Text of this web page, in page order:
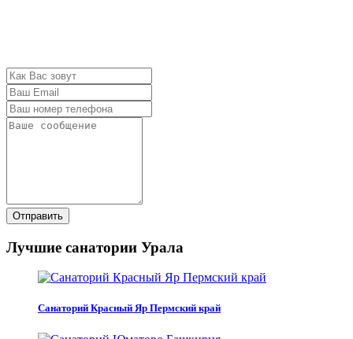
Отправить
Лучшие санатории Урала
Санаторий Красный Яр Пермский край